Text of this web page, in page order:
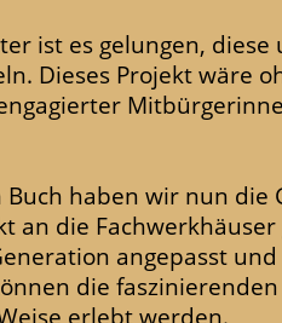
ist es gelungen,
Dieses Projekt wäre
haben wir nun die
an die
angepasst
die
erlebt werden.